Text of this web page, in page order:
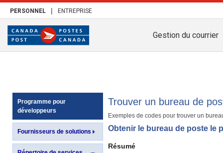
PERSONNEL | ENTREPRISE
Gestion du courrier
Programme pour
développeurs
Fournisseurs de solutions
Trouver un bureau de
Exemples de codes pour trouver un
Obtenir le bureau de poste le
Résumé